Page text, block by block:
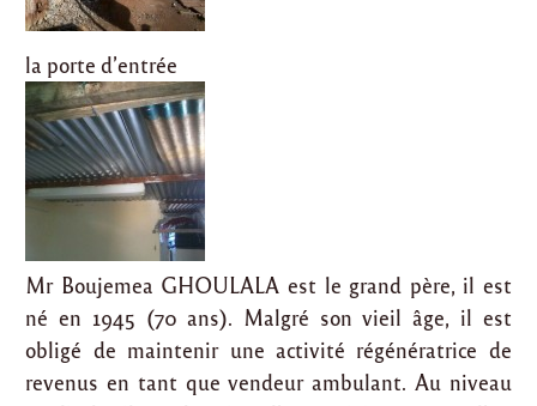
la porte d’entrée
Mr Boujemea GHOULALA est le grand père, il est
né en 1945 (70 ans). Malgré son vieil âge, il est
obligé de maintenir une activité régénératrice de
revenus en tant que vendeur ambulant. Au niveau